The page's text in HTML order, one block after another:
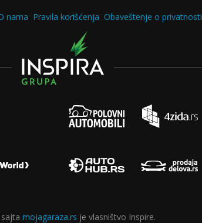
nama Pravila korišćenja Obaveštenje o privatnosti
mojagaraza.rs je vlasništvo Inspire.